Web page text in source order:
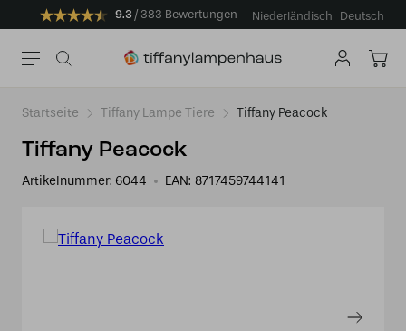
9.3 383 Bewertungen Niederländisch Deutsch
Startseite Tiffany Lampe Tiere Tiffany Peacock
Tiffany Peacock
Artikelnummer: 6044 EAN: 8717459744141